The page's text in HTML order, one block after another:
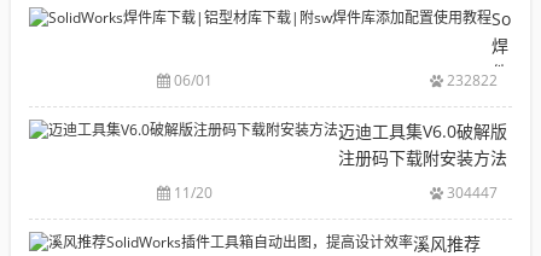
目
录
机
械
软
安
焊
件
下
载|
型
06/01 232822
迈迪工具集V6.0破解版
注册码下载附安装方法
11/20 304447
溪风推荐